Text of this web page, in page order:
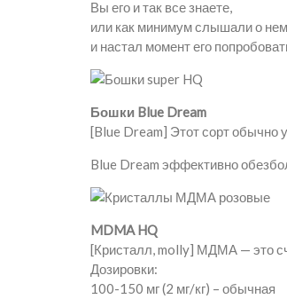
Вы его и так все знаете,
или как минимум слышали о нем
и настал момент его
Бошки Blue Dream
[Blue Dream] Этот сорт обычно
Blue Dream эффективно
MDMA HQ
[Кристалл, molly] МДМА — это
Дозировки:
100-150 мг (2 мг/кг) – обычная